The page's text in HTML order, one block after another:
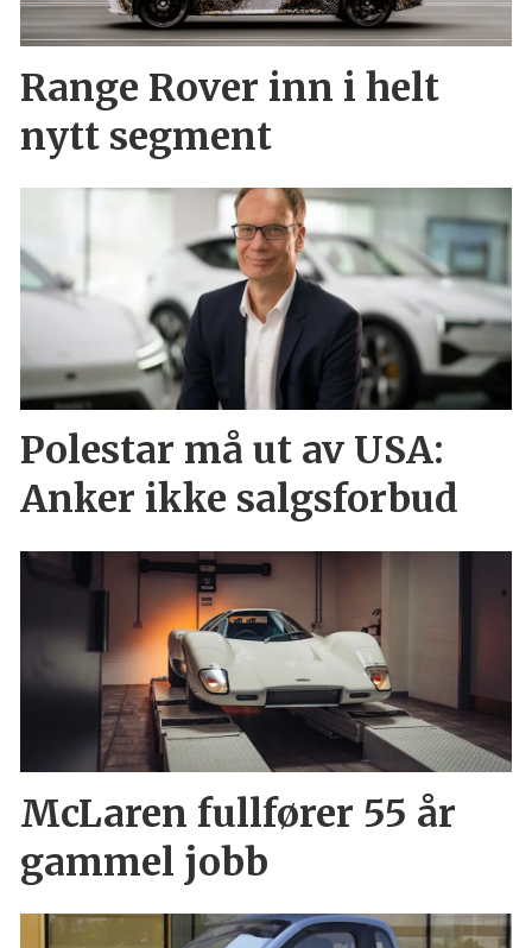
Range Rover inn i helt
nytt segment
Polestar må ut av USA:
Anker ikke salgsforbud
McLaren fullfører 55 år
gammel jobb